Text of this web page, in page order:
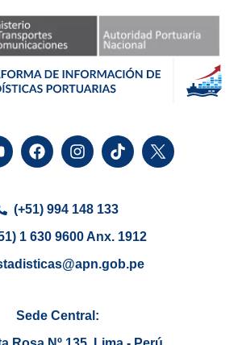
(+51) 994 148 133
1 630 9600 Anx. 1912
Sede Central: